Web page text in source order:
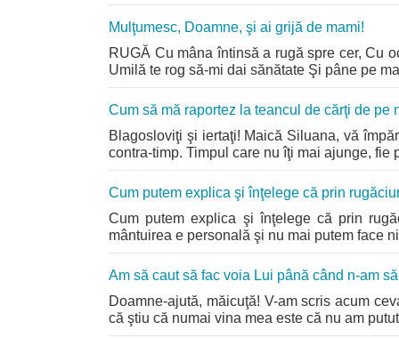
Mulţumesc, Doamne, şi ai grijă de mami!
RUGĂ Cu mâna întinsă a rugă spre cer, Cu
Umilă te rog să-mi dai sănătate Şi pâne pe
Cum să mă raportez la teancul de cărţi de pe
Blagosloviţi şi iertaţi! Maică Siluana, vă
contra-timp. Timpul care nu îţi mai ajunge,
Cum putem explica şi înţelege că prin
Cum putem explica şi înţelege că prin
mântuirea e personală şi nu mai putem face
Am să caut să fac voia Lui până când n-am
Doamne-ajută, măicuţă! V-am scris acum
că ştiu că numai vina mea este că nu am